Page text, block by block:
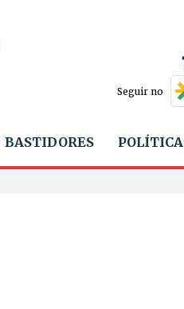
Seguir no
BASTIDORES POLÍTICA